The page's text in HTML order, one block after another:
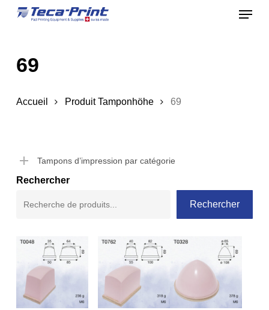
Skip
content
Menu
69
Accueil Produit Tamponhöhe 69
Tampons d’impression par catégorie
Rechercher
Rechercher